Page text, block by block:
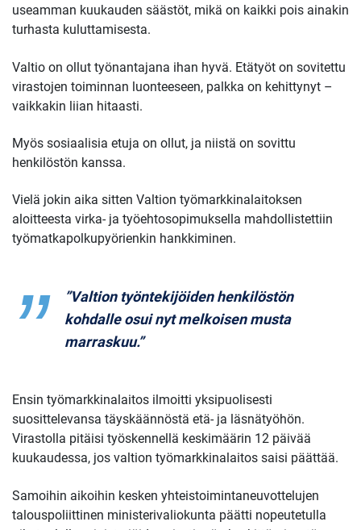
useamman kuukauden säästöt, mikä on kaikki pois ainakin
turhasta kuluttamisesta.
Valtio on ollut työnantajana ihan hyvä. Etätyöt on sovitettu
virastojen toiminnan luonteeseen, palkka on kehittynyt –
vaikkakin liian hitaasti.
Myös sosiaalisia etuja on ollut, ja niistä on sovittu
henkilöstön kanssa.
Vielä jokin aika sitten Valtion työmarkkinalaitoksen
aloitteesta virka- ja työehtosopimuksella mahdollistettiin
työmatkapolkupyörienkin hankkiminen.
”Valtion työntekijöiden henkilöstön
kohdalle osui nyt melkoisen musta
marraskuu.”
Ensin työmarkkinalaitos ilmoitti yksipuolisesti
suosittelevansa täyskäännöstä etä- ja läsnätyöhön.
Virastolla pitäisi työskennellä keskimäärin 12 päivää
kuukaudessa, jos valtion työmarkkinalaitos saisi päättää.
Samoihin aikoihin kesken yhteistoimintaneuvottelujen
talouspoliittinen ministerivaliokunta päätti nopeutetulla